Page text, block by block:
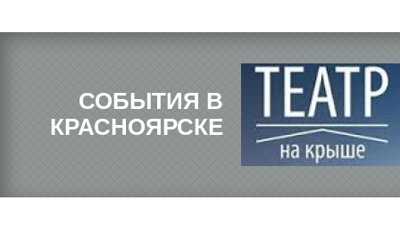
СОБЫТИЯ В
КРАСНОЯРСКЕ